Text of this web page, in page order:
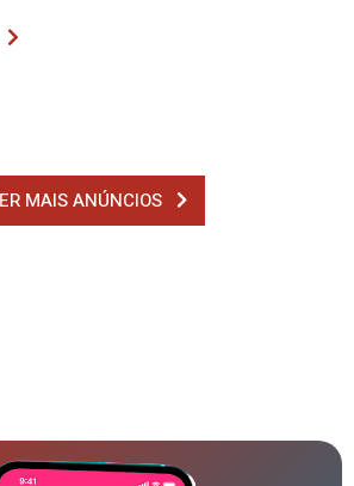
MAIS ANÚNCIOS